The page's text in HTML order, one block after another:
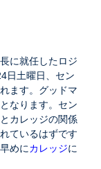
に就任したロジ
日土曜日、セン
ます。グッドマ
なります。セン
カレッジの関係
ているはずです
めに カレッジに